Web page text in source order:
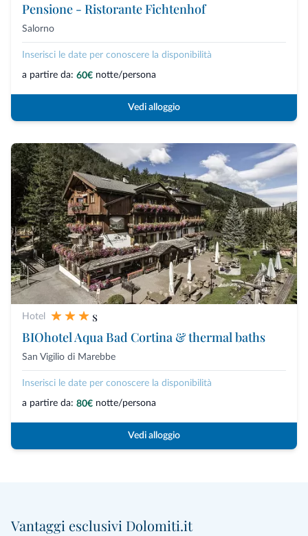
Pensione - Ristorante Fichtenhof
Salorno
Inserisci le date per conoscere la disponibilità
a partire da: 60€ notte/persona
Vedi alloggio
Hotel
s
BIOhotel Aqua Bad Cortina & thermal baths
San Vigilio di Marebbe
Inserisci le date per conoscere la disponibilità
a partire da: 80€ notte/persona
Vedi alloggio
Vantaggi esclusivi Dolomiti.it